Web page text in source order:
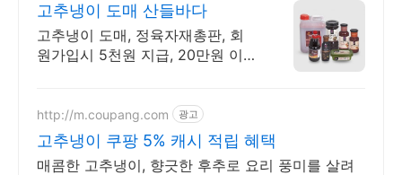
고추냉이 도매 산들바다
고추냉이 도매, 정육자재총판, 회
원가입시 5천원 지급, 20만원 이상
http://m.coupang.com 광고
고추냉이 쿠팡 5% 캐시 적립 혜택
매콤한 고추냉이, 향긋한 후추로 요리 풍미를 살려